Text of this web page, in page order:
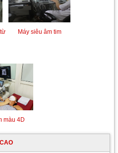
Kỹ thuật chụp mạch máu
màu 4D